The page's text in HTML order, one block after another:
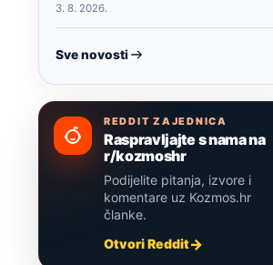
3. 8. 2026.
Sve novosti
REDDIT ZAJEDNICA
Raspravljajte s nama na
r/kozmoshr
Podijelite pitanja, izvore i
komentare uz Kozmos.hr
članke.
Otvori Reddit